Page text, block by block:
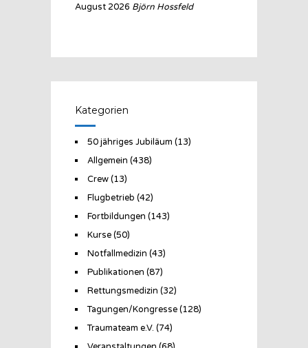
August 2026 Björn Hossfeld
Kategorien
50 jähriges Jubiläum (13)
Allgemein (438)
Crew(13)
Flugbetrieb (42)
Fortbildungen (143)
Kurse(50)
Notfallmedizin (43)
Publikationen (87)
Rettungsmedizin (32)
Tagungen/Kongresse(128)
Traumateam e.V. (74)